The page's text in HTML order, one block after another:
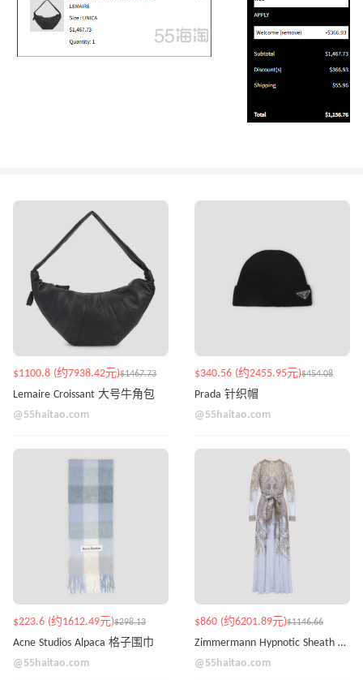
$1100.8 (约7938.42元)$1467.73
Lemaire Croissant 大号牛角包
@55haitao.com
$340.56 (约2455.95元)$454.08
Prada 针织帽
@55haitao.com
$223.6 (约1612.49元)$298.13
Acne Studios Alpaca 格子围巾
@55haitao.com
$860 (约6201.89元)$1146.66
Zimmermann Hypnotic Sheath 连衣裙
@55haitao.com